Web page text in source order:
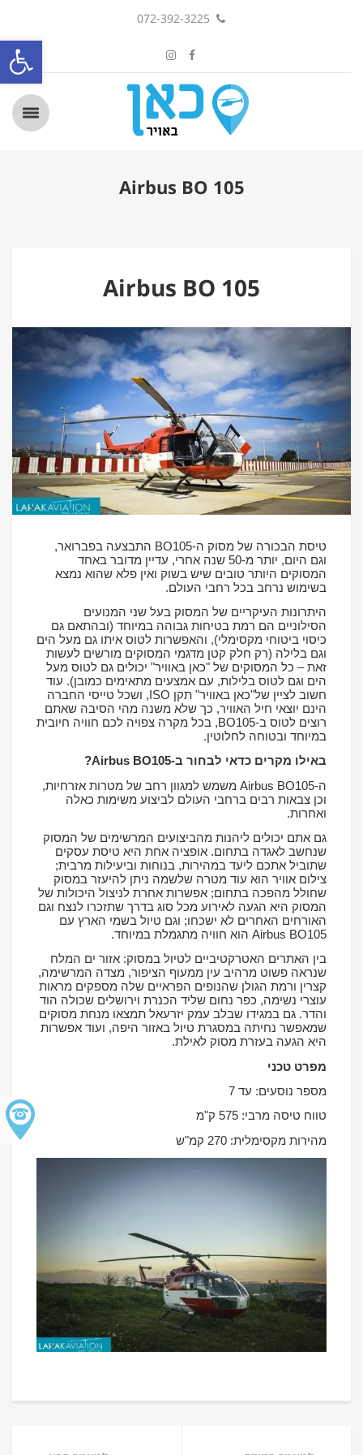
פתח
072-392-3225
Airbus BO 105
Airbus BO 105
טיסת הבכורה של מסוק ה-BO105 התבצעה בפברואר,
וגם היום, יותר מ-50 שנה אחרי, עדיין מדובר באחד
המסוקים היותר טובים שיש בשוק ואין פלא שהוא נמצא
בשימוש נרחב בכל רחבי העולם.
היתרונות העיקריים של המסוק בעל שני המנועים
הסילוניים הם רמת בטיחות גבוהה במיוחד (ובהתאם גם
כיסוי ביטוחי מקסימלי), והאפשרות לטוס איתו גם מעל הים
וגם בלילה (רק חלק קטן מדגמי המסוקים מורשים לעשות
זאת – כל המסוקים של "כאן באוויר" יכולים גם לטוס מעל
הים וגם לטוס בלילות, עם אמצעים מתאימים כמובן). עוד
חשוב לציין של"כאן באוויר" תקן ISO, ושכל טייסי החברה
הינם יוצאי חיל האוויר, כך שלא משנה מהי הסיבה שאתם
רוצים לטוס ב-BO105, בכל מקרה צפויה לכם חוויה חיובית
במיוחד ובטוחה לחלוטין.
באילו מקרים כדאי לבחור ב-Airbus BO105
?
ה-Airbus BO105 משמש למגוון רחב של מטרות אזרחיות,
וכן צבאות רבים ברחבי העולם לביצוע משימות כאלה
ואחרות.
גם אתם יכולים ליהנות מהביצועים המרשימים של המסוק
שנחשב לאגדה בתחום. אופציה אחת היא טיסת עסקים
שתוביל אתכם ליעד במהירות, בנוחות וביעילות מרבית;
צילום אוויר הוא עוד מטרה שלשמה ניתן להיעזר במסוק
שחולל מהפכה בתחום; אפשרות אחרת לניצול היכולות של
המסוק היא הגעה לאירוע מכל סוג בדרך שתזכרו לנצח וגם
האורחים האחרים לא ישכחו; וגם טיול בשמי הארץ עם
Airbus BO105 הוא חוויה מתגמלת במיוחד.
בין האתרים האטרקטיביים לטיול במסוק: אזור ים המלח
שנראה פשוט מרהיב עין ממעוף הציפור, מצדה המרשימה,
קצרין ורמת הגולן שהנופים הפראיים שלה מספקים מראות
עוצרי נשימה, כפר נחום שליד הכנרת וירושלים שכולה הוד
והדר. גם במגידו שבלב עמק יזרעאל תמצאו מנחת מסוקים
שמאפשר נחיתה במסגרת טיול באזור היפה, ועוד אפשרות
היא הגעה בעזרת מסוק לאילת.
מפרט טכני
מספר נוסעים: עד 7
טווח טיסה מרבי: 575 ק"מ
מהירות מקסימלית: 270 קמ"ש